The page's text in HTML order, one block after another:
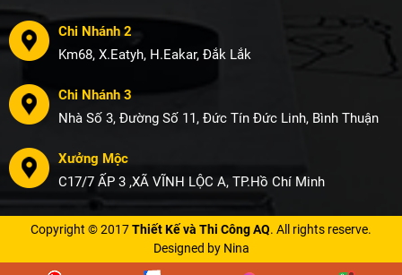
Chi Nhánh 2
Km68, X.Eatyh, H.Eakar, Đắk Lắk
Chi Nhánh 3
Nhà Số 3, Đường Số 11, Đức Tín Đức Linh, Bình Thuận
Xưởng Mộc
C17/7 ẤP 3 ,XÃ VĨNH LỘC A, TP.Hồ Chí Minh
Copyright © 2017Thiết Kế và Thi Công AQ. All rights reserve.
Designed by Nina